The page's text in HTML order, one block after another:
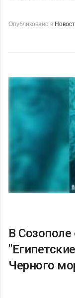
Опубликовано в
В
Черного